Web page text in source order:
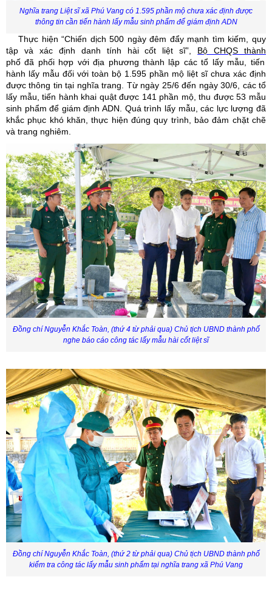
Nghĩa trang Liệt sĩxã Phú Vang có 1.595 phần mộ chưa xác định được
thôngtin cần tiến hành lấy mẫusinh phẩm để giám định ADN
Thực hiện “Chiến dịch 500 ngày đêm đẩy mạnh tìm kiếm, quy
tập và xác định danh tính hài cốt liệt sĩ”, Bộ CHQSthành
phố đã phối hợp vớiđịa phương thành lập cáctổ lấy mẫu, tiến
hành lấy mẫu đối với toàn bộ 1.595 phần mộ liệt sĩ chưa xác định
được thông tintại nghĩatrang. Từ ngày 25/6 đến ngày 30/6, các tổ
lấy mẫu, tiến hành khai quật được 141 phần mộ, thu được 53 mẫu
sinh phẩm để giám địnhADN. Quá trình lấy mẫu, các lực lượng đã
khắc phục khó khăn, thực hiện đúng quy trình, bảo đảm chặt chẽ
và trang nghiêm.
Đồng chí Nguyễn Khắc Toàn, (thứ 4 từ phải qua)Chủ tịch UBND thành phố
nghe báo cáo công tác lấy mẫu hài cốt liệt sĩ
Đồng chí Nguyễn Khắc Toàn, (thứ 2 từ phải qua)Chủ tịch UBND thành phố
kiểm tra công tác lấy mẫu sinh phẩm tại nghĩa trang xã Phú Vang